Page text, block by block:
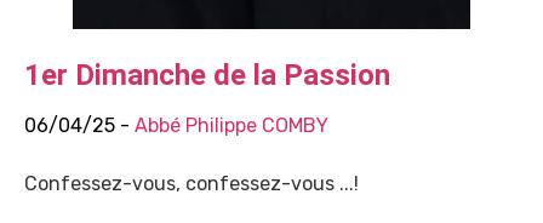
1er Dimanche de la Passion
06/04/25 - Abbé Philippe COMBY
Confessez-vous, confessez-vous ...!